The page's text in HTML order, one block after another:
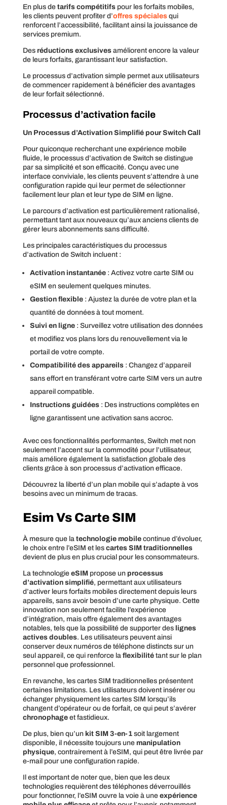
En plus de tarifs compétitifspour les forfaits mobiles,
les clients peuvent profiter d’offres spécialesqui
renforcent l’accessibilité, facilitant ainsi la jouissance de
services premium.
Des réductions exclusivesaméliorent encore la valeur
de leurs forfaits, garantissant leur satisfaction.
Le processus d’activation simple permet aux utilisateurs
de commencer rapidement à bénéficier des avantages
de leur forfait sélectionné.
Processus d’activation facile
Un Processus d’Activation Simplifié pour Switch Call
Pour quiconque recherchant une expérience mobile
fluide, le processus d’activation de Switch se distingue
par sa simplicité et son efficacité. Conçu avec une
interface conviviale, les clients peuvent s’attendre à une
configuration rapide qui leur permet de sélectionner
facilement leur plan et leur type de SIM en ligne.
Le parcours d’activation est particulièrement rationalisé,
permettant tant aux nouveaux qu’aux anciens clients de
gérer leurs abonnements sans difficulté.
Les principales caractéristiques du processus
d’activation de Switch incluent :
Activation instantanée : Activez votre carte SIM ou
eSIM en seulement quelques minutes.
Gestion flexible : Ajustez la durée de votre plan et la
quantité de données à tout moment.
Suivi en ligne : Surveillez votre utilisation des données
et modifiez vos plans lors du renouvellement via le
portail de votre compte.
Compatibilité des appareils : Changez d’appareil
sans effort en transférant votre carte SIM vers un autre
appareil compatible.
Instructions guidées : Des instructions complètes en
ligne garantissent une activation sans accroc.
Avec ces fonctionnalités performantes, Switch met non
seulement l’accent sur la commodité pour l’utilisateur,
mais améliore également la satisfaction globale des
clients grâce à son processus d’activation efficace.
Découvrez la liberté d’un plan mobile qui s’adapte à vos
besoins avec un minimum de tracas.
Esim Vs Carte SIM
À mesure que la technologie mobilecontinue d’évoluer,
le choix entre l’eSIM et les cartes SIM traditionnelles
devient de plus en plus crucial pour les consommateurs.
La technologie eSIMpropose un processus
d’activation simplifié, permettant aux utilisateurs
d’activer leurs forfaits mobiles directement depuis leurs
appareils, sans avoir besoin d’une carte physique. Cette
innovation non seulement facilite l’expérience
d’intégration, mais offre également des avantages
notables, tels que la possibilité de supporter des lignes
actives doubles. Les utilisateurs peuvent ainsi
conserver deux numéros de téléphone distincts sur un
seul appareil, ce qui renforce la flexibilitétant sur le plan
personnel que professionnel.
En revanche, les cartes SIM traditionnelles présentent
certaines limitations. Les utilisateurs doivent insérer ou
échanger physiquement les cartes SIM lorsqu’ils
changent d’opérateur ou de forfait, ce qui peut s’avérer
chronophageet fastidieux.
De plus, bien qu’un kit SIM 3-en-1soit largement
disponible, il nécessite toujours une manipulation
physique, contrairement à l’eSIM, qui peut être livrée par
e-mail pour une configuration rapide.
Il est important de noter que, bien que les deux
technologies requièrent des téléphones déverrouillés
pour fonctionner, l’eSIM ouvre la voie à une expérience